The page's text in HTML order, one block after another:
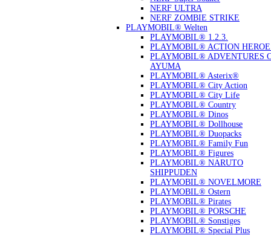
NERF ULTRA
NERF ZOMBIE STRIKE
PLAYMOBIL® Welten
PLAYMOBIL® 1.2.3.
PLAYMOBIL® ACTION
PLAYMOBIL® ADVENTURES
AYUMA
PLAYMOBIL® Asterix®
PLAYMOBIL® City Action
PLAYMOBIL® City Life
PLAYMOBIL® Country
PLAYMOBIL® Dinos
PLAYMOBIL® Dollhouse
PLAYMOBIL® Duopacks
PLAYMOBIL® Family Fun
PLAYMOBIL® Figures
PLAYMOBIL® NARUTO
SHIPPUDEN
PLAYMOBIL® NOVELMORE
PLAYMOBIL® Ostern
PLAYMOBIL® Pirates
PLAYMOBIL® PORSCHE
PLAYMOBIL® Sonstiges
PLAYMOBIL® Special Plus